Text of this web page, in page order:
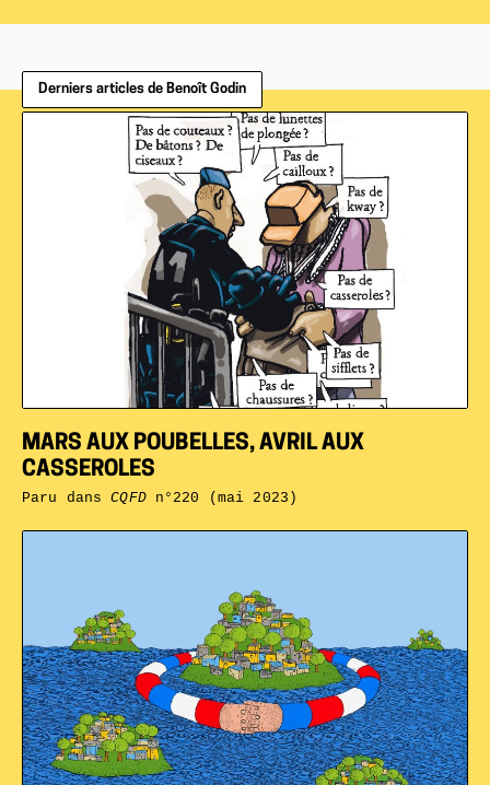
Derniers articles de Benoît Godin
MARS AUX POUBELLES, AVRIL AUX
CASSEROLES
Paru dansCQFDn°220 (mai 2023)